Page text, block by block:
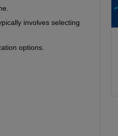
involves selecting
options.